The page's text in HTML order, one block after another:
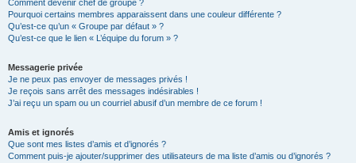
Comment devenir chef de groupe ?
Pourquoi certains membres apparaissent dans une couleur différente ?
Qu’est-ce qu’un « Groupe par défaut » ?
Qu’est-ce que le lien « L’équipe du forum » ?
Messagerie privée
Je ne peux pas envoyer de messages privés !
Je reçois sans arrêt des messages indésirables !
J’ai reçu un spam ou un courriel abusif d’un membre de ce forum !
Amis et ignorés
Que sont mes listes d’amis et d’ignorés ?
Comment puis-je ajouter/supprimer des utilisateurs de ma liste d’amis ou d’ignorés ?